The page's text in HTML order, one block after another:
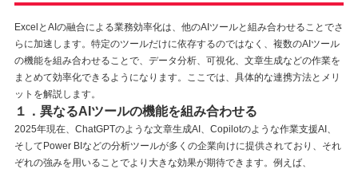
ExcelとAIの融合による業務効率化は、他のAIツールと組み合わせることでさ
らに加速します。特定のツールだけに依存するのではなく、複数のAIツール
の機能を組み合わせることで、データ分析、可視化、文章生成などの作業を
まとめて効率化できるようになります。ここでは、具体的な連携方法とメリ
ットを解説します。
１．異なるAIツールの機能を組み合わせる
2025年現在、ChatGPTのような文章生成AI、Copilotのような作業支援AI、
そしてPower BIなどの分析ツールが多くの企業向けに提供されており、それ
ぞれの強みを用いることでより大きな効果が期待できます。例えば、